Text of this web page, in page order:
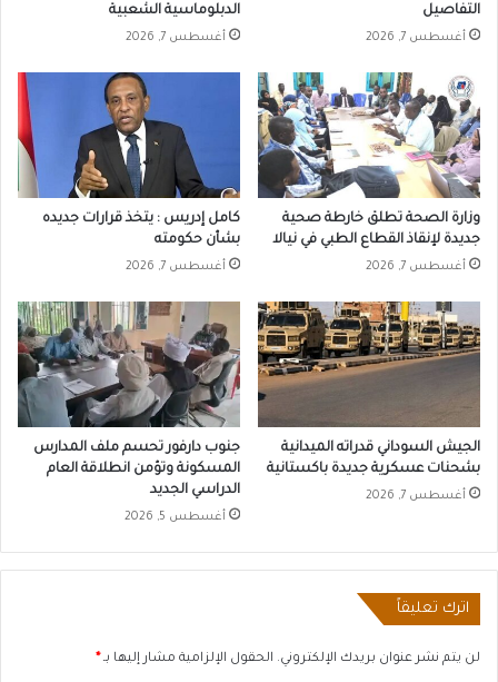
التفاصيل
أغسطس 7, 2026
الدبلوماسية الشعبية
أغسطس 7, 2026
وزارة الصحة تطلق خارطة صحية
جديدة لإنقاذ القطاع الطبي في نيالا
أغسطس 7, 2026
كامل إدريس : يتخذ قرارات جديده
بشأن حكومته
أغسطس 7, 2026
الجيش السوداني قدراته الميدانية
بشحنات عسكرية جديدة باكستانية
أغسطس 7, 2026
جنوب دارفور تحسم ملف المدارس
المسكونة وتؤمن انطلاقة العام
الدراسي الجديد
أغسطس 5, 2026
اترك تعليقاً
لن يتم نشر عنوان بريدك الإلكتروني. الحقول الإلزامية مشار إليها بـ *